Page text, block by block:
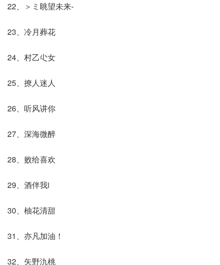
22、＞ミ眺望未来-
23、冷月葬花
24、村乙尐女
25、撩人迷人
26、听风讲你
27、深海微醉
28、败给喜欢
29、酒伴我i
30、柚花清甜
31、亦凡加油！
32、矢野氿桃